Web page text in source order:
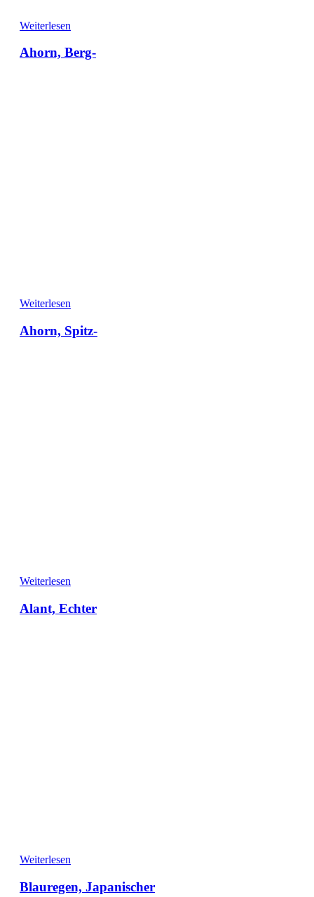
Weiterlesen
Ahorn, Berg-
Weiterlesen
Ahorn, Spitz-
Weiterlesen
Alant, Echter
Weiterlesen
Blauregen, Japanischer